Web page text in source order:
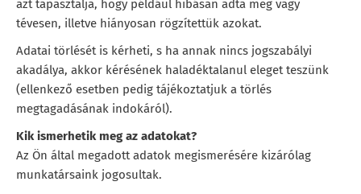
azt tapasztalja, hogy például hibásan adta meg vagy
tévesen, illetve hiányosan rögzítettük azokat.
Adatai törlését is kérheti, s ha annak nincs jogszabályi
akadálya, akkor kérésének haladéktalanul eleget teszünk
(ellenkező esetben pedig tájékoztatjuk a törlés
megtagadásának indokáról).
Kik ismerhetik meg az adatokat?
Az Ön által megadott adatok megismerésére kizárólag
munkatársaink jogosultak.